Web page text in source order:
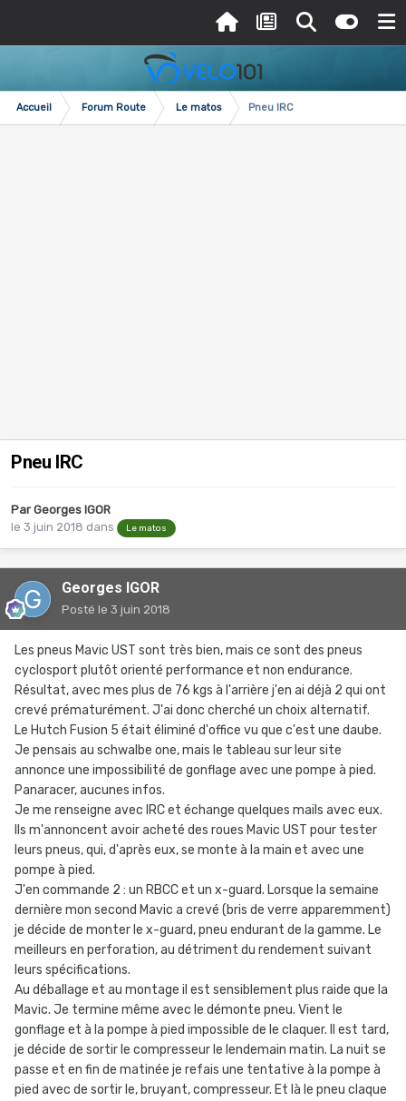
Accueil Forum Route Le matos Pneu IRC
Pneu IRC
Par Georges IGOR
le 3 juin 2018 dans Le matos
Georges IGOR
Posté le 3 juin 2018
Les pneus Mavic UST sont très bien, mais ce sont des pneus
cyclosport plutôt orienté performance et non endurance.
Résultat, avec mes plus de 76 kgs à l'arrière j'en ai déjà 2 qui ont
crevé prématurément. J'ai donc cherché un choix alternatif.
Le Hutch Fusion 5 était éliminé d'office vu que c'est une daube.
Je pensais au schwalbe one, mais le tableau sur leur site
annonce une impossibilité de gonflage avec une pompe à pied.
Panaracer, aucunes infos.
Je me renseigne avec IRC et échange quelques mails avec eux.
Ils m'annoncent avoir acheté des roues Mavic UST pour tester
leurs pneus, qui, d'après eux, se monte à la main et avec une
pompe à pied.
J'en commande 2 : un RBCC et un x-guard. Lorsque la semaine
dernière mon second Mavic a crevé (bris de verre apparemment)
je décide de monter le x-guard, pneu endurant de la gamme. Le
meilleurs en perforation, au détriment du rendement suivant
leurs spécifications.
Au déballage et au montage il est sensiblement plus raide que la
Mavic. Je termine même avec le démonte pneu. Vient le
gonflage et à la pompe à pied impossible de le claquer. Il est tard,
je décide de sortir le compresseur le lendemain matin. La nuit se
passe et en fin de matinée je refais une tentative à la pompe à
pied avec de sortir le, bruyant, compresseur. Et là le pneu claque